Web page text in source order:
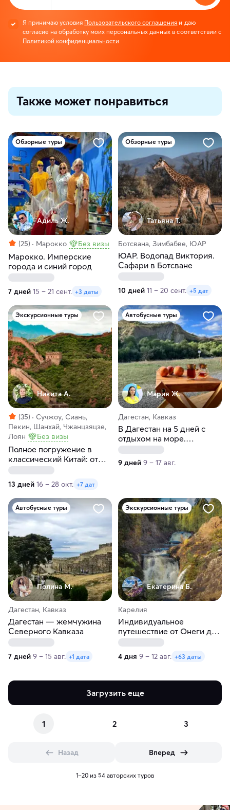
Я принимаю условия Пользовательского соглашения и даю
согласие на обработку моих персональных данных в соответствии с
Политикой конфиденциальности
Также может понравиться
Обзорные туры
Адиль Ж.
(25) Марокко Без визы
Марокко. Имперские
города и синий город
7 дней 15 – 21 сент. +3 даты
Обзорные туры
Татьяна Т.
Ботсвана, Зимбабве, ЮАР
ЮАР. Водопад Виктория.
Сафари в Ботсване
10 дней 11 – 20 сент. +5 дат
Экскурсионные туры
Никита А.
(35)
Сучжоу, Сиань,
Пекин, Шанхай, Чжанцзяцзе,
Лоян
Без визы
Полное погружение в
классический Китай: от
Пекина до Шанхая
13 дней 16 – 28 окт. +7 дат
Автобусные туры
Мария Ж.
Дагестан, Кавказ
В Дагестан на 5 дней с
отдыхом на море.
Автобусный тур из Перми
9 дней 9 – 17 авг.
Автобусные туры
Полина М.
Дагестан, Кавказ
Дагестан — жемчужина
Северного Кавказа
7 дней 9 – 15 авг. +1 дата
Экскурсионные туры
Екатерина Б.
Карелия
Индивидуальное
путешествие от Онеги до
Ладоги в любые даты
4 дня 9 – 12 авг. +63 даты
Загрузить еще
1 2 3
Назад Вперед
1–20 из 54 авторских туров